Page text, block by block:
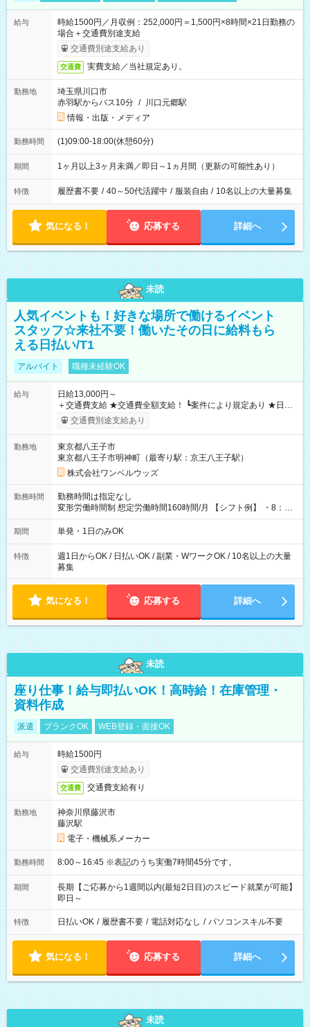
給与
時給1500円／月収例：252,000円＝1,500円×8時間×21日勤務の
場合＋交通費別途支給
交通費別途支給あり
交通費 実費支給／当社規定あり。
勤務地
埼玉県川口市
赤羽駅からバス10分 / 川口元郷駅
情報・出版・メディア
勤務時間 (1)09:00-18:00(休憩60分)
期間 1ヶ月以上3ヶ月未満／即日～1ヵ月間（更新の可能性あり）
特徴 履歴書不要 / 40～50代活躍中 / 服装自由 / 10名以上の大量募集
気になる！ 応募する 詳細へ
未読
人気イベントも！好きな場所で働けるイベント
スタッフ☆来社不要！働いたその日に給料もら
える日払い/T1
アルバイト 職種未経験OK
給与
日給13,000円～
＋交通費支給 ★交通費全額支給！ ┗案件により規定あり ★日払
いOK！（規定あり） ┗働いたその日に現金GET♪ お仕事後はコ
ンビニATMから 日払い分を引き落とせます！ 【試用期間】試
交通費別途支給あり
勤務地
東京都八王子市
東京都八王子市明神町（最寄り駅：京王八王子駅）
株式会社ワンベルウッズ
勤務時間
勤務時間は指定なし
変形労働時間制 想定労働時間160時間/月 【シフト例】 ・8：00
～21：00
期間 単発・1日のみOK
特徴
週1日からOK / 日払いOK / 副業・WワークOK / 10名以上の大量
募集
気になる！ 応募する 詳細へ
未読
座り仕事！給与即払いOK！高時給！在庫管理・
資料作成
派遣 ブランクOK WEB登録・面接OK
給与
時給1500円
交通費別途支給あり
交通費 交通費支給有り
勤務地
神奈川県藤沢市
藤沢駅
電子・機械系メーカー
勤務時間 8:00～16:45 ※表記のうち実働7時間45分です。
期間
長期【ご応募から1週間以内(最短2日目)のスピード就業が可能】
即日～
特徴 日払いOK / 履歴書不要 / 電話対応なし / パソコンスキル不要
気になる！ 応募する 詳細へ
未読